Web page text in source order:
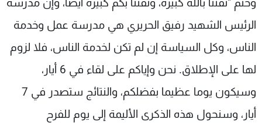
الرئيس الشهيد رفيق الحريري هي مدرسة عمل وخدمة
الناس، وكل السياسة إن لم تكن لخدمة الناس، فلا لزوم
لها على الإطلاق. نحن وإياكم على لقاء في 6 أيار،
وسيكون يوما عظيما بفضلكم، والنتائج ستصدر في 7
أيار، وسنحول هذه الذكرى الأليمة إلى يوم للفرح